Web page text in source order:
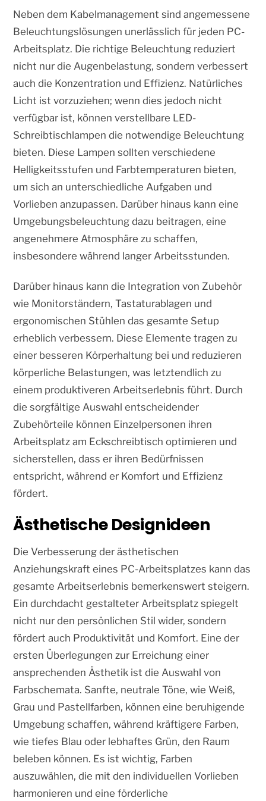
Neben dem Kabelmanagement sind angemessene
Beleuchtungslösungen unerlässlich für jeden PC-
Arbeitsplatz. Die richtige Beleuchtung reduziert
nicht nur die Augenbelastung, sondern verbessert
auch die Konzentration und Effizienz. Natürliches
Licht ist vorzuziehen; wenn dies jedoch nicht
verfügbar ist, können verstellbare LED-
Schreibtischlampen die notwendige Beleuchtung
bieten. Diese Lampen sollten verschiedene
Helligkeitsstufen und Farbtemperaturen bieten,
um sich an unterschiedliche Aufgaben und
Vorlieben anzupassen. Darüber hinaus kann eine
Umgebungsbeleuchtung dazu beitragen, eine
angenehmere Atmosphäre zu schaffen,
insbesondere während langer Arbeitsstunden.
Darüber hinaus kann die Integration von Zubehör
wie Monitorständern, Tastaturablagen und
ergonomischen Stühlen das gesamte Setup
erheblich verbessern. Diese Elemente tragen zu
einer besseren Körperhaltung bei und reduzieren
körperliche Belastungen, was letztendlich zu
einem produktiveren Arbeitserlebnis führt. Durch
die sorgfältige Auswahl entscheidender
Zubehörteile können Einzelpersonen ihren
Arbeitsplatz am Eckschreibtisch optimieren und
sicherstellen, dass er ihren Bedürfnissen
entspricht, während er Komfort und Effizienz
fördert.
Ästhetische Designideen
Die Verbesserung der ästhetischen
Anziehungskraft eines PC-Arbeitsplatzes kann das
gesamte Arbeitserlebnis bemerkenswert steigern.
Ein durchdacht gestalteter Arbeitsplatz spiegelt
nicht nur den persönlichen Stil wider, sondern
fördert auch Produktivität und Komfort. Eine der
ersten Überlegungen zur Erreichung einer
ansprechenden Ästhetik ist die Auswahl von
Farbschemata. Sanfte, neutrale Töne, wie Weiß,
Grau und Pastellfarben, können eine beruhigende
Umgebung schaffen, während kräftigere Farben,
wie tiefes Blau oder lebhaftes Grün, den Raum
beleben können. Es ist wichtig, Farben
auszuwählen, die mit den individuellen Vorlieben
harmonieren und eine förderliche